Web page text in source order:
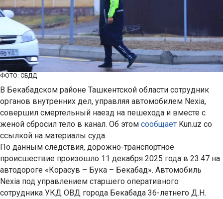
ФОТО: СБДД
В Бекабадском районе Ташкентской области сотрудник
органов внутренних дел, управляя автомобилем Nexia,
совершил смертельный наезд на пешехода и вместе с
женой сбросил тело в канал. Об этом сообщает Kun.uz со
ссылкой на материалы суда.
По данным следствия, дорожно-транспортное
происшествие произошло 11 декабря 2025 года в 23:47 на
автодороге «Корасув – Бука – Бекабад». Автомобиль
Nexia под управлением старшего оперативного
сотрудника УКД ОВД города Бекабада 36-летнего Д.Н.